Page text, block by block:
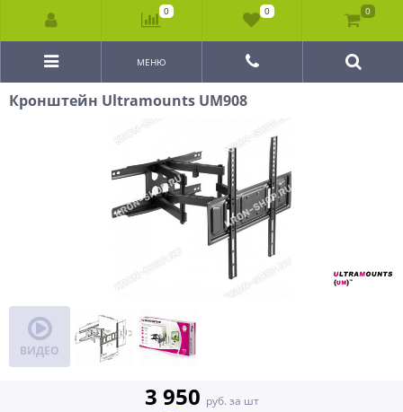
МЕНЮ
Кронштейн Ultramounts UM908
ВИДЕО
3 950 руб. за шт
0 0 0